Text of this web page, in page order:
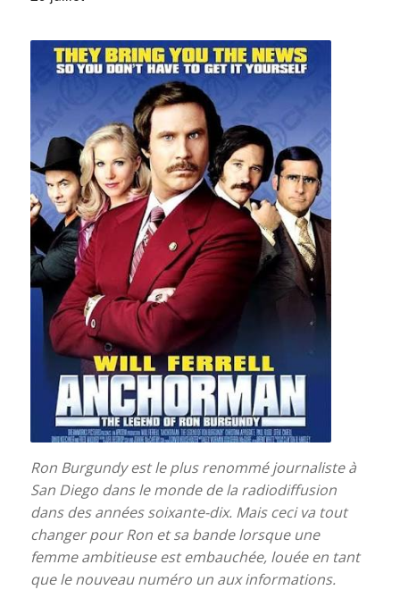
Ron Burgundy est le plus renommé journaliste à
San Diego dans le monde de la radiodiffusion
dans des années soixante-dix. Mais ceci va tout
changer pour Ron et sa bande lorsque une
femme ambitieuse est embauchée, louée en tant
que le nouveau numéro un aux informations.